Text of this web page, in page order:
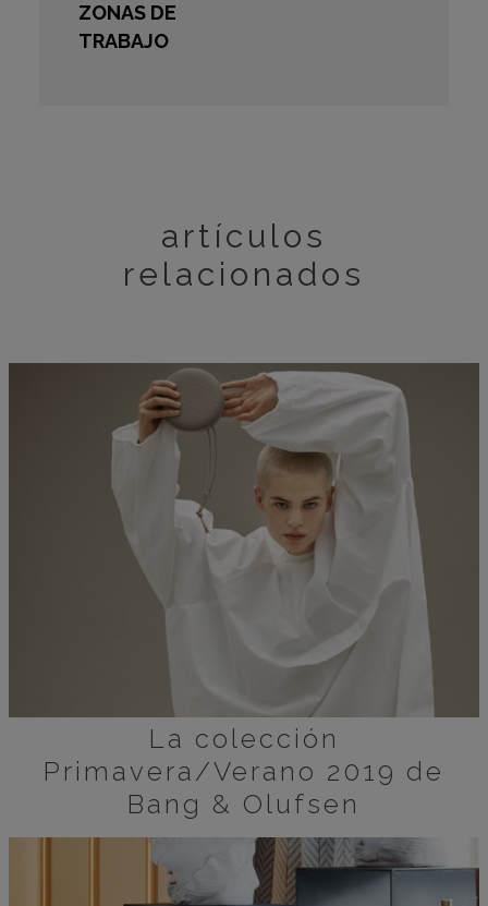
ZONAS DE
TRABAJO
artículos
relacionados
La colección
Primavera/Verano 2019 de
Bang & Olufsen